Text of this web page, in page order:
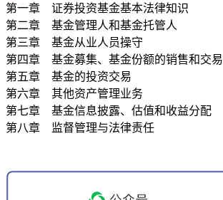
第一章 证券投资基金基本法律知识
第二章 基金管理人和基金托管人
第三章 基金从业人员操守
第四章 基金募集、基金份额的销售和交易
第五章 基金的投资交易
第六章 其他资产管理业务
第七章 基金信息披露、估值和收益分配
第八章 监督管理与法律责任